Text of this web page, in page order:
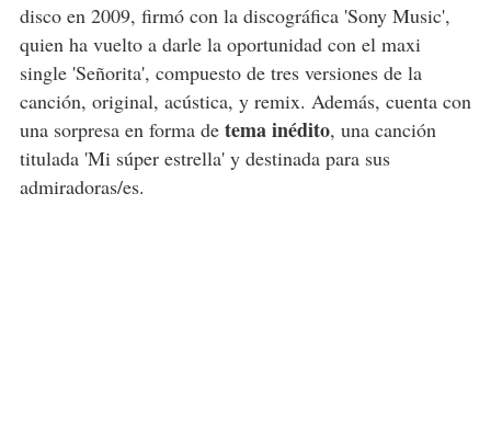
disco en 2009, firmó con la discográfica 'Sony Music',
quien ha vuelto a darle la oportunidad con el maxi
single 'Señorita', compuesto de tres versiones de la
canción, original, acústica, y remix. Además, cuenta con
una sorpresa en forma de tema inédito, una canción
titulada 'Mi súper estrella' y destinada para sus
admiradoras/es.